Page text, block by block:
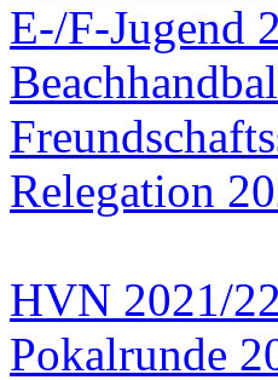
E-/F-Jugend
Relegation
HVN 2021/22
Pokalrunde